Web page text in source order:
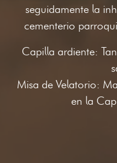
seguidamente la
cementerio
Capilla ardiente:
Misa de Velatorio:
en la